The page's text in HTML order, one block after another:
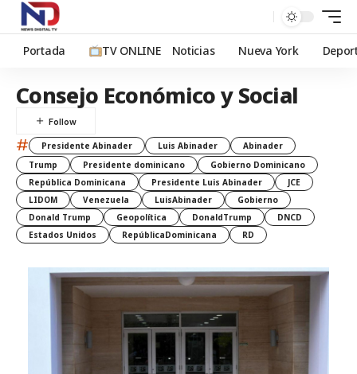
Portada TV ONLINE Noticias Nueva York
Consejo Económico y Social
# Presidente Abinader Luis Abinader
Abinader
Trump
Presidente dominicano
Gobierno Dominicano
República Dominicana
Presidente Luis Abinader
JCE
LIDOM
Venezuela LuisAbinader
Gobierno
Donald Trump
Geopolítica DonaldTrump
DNCD
Estados Unidos
RepúblicaDominicana RD